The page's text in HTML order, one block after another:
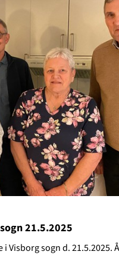
21.5.2025
Visborg sogn d. 21.5.2025.